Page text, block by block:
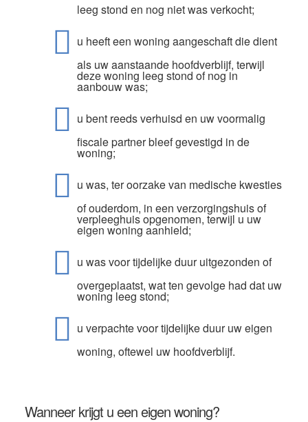
leeg stond en nog niet was verkocht;
u heeft een woning aangeschaft die dient
als uw aanstaande hoofdverblijf, terwijl
deze woning leeg stond of nog in
aanbouw was;
u bent reeds verhuisd en uw voormalig
fiscale partner bleef gevestigd in de
woning;
u was, ter oorzake van medische kwesties
of ouderdom, in een verzorgingshuis of
verpleeghuis opgenomen, terwijl u uw
eigen woning aanhield;
u was voor tijdelijke duur uitgezonden of
overgeplaatst, wat ten gevolge had dat uw
woning leeg stond;
u verpachte voor tijdelijke duur uw eigen
woning, oftewel uw hoofdverblijf.
Wanneer krijgt u een eigen woning?